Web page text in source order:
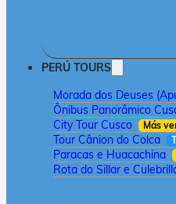
PERÚ TOURS
Morada dos Deuses
Ônibus Panorâmico
City Tour Cusco
Más
Tour Cânion do Colca
Paracas e Huacachina
Rota do Sillar e